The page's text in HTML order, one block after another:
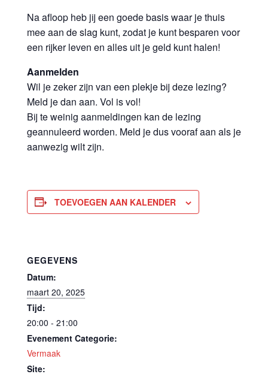
Na afloop heb jij een goede basis waar je thuis
mee aan de slag kunt, zodat je kunt besparen voor
een rijker leven en alles uit je geld kunt halen!
Aanmelden
Wil je zeker zijn van een plekje bij deze lezing?
Meld je dan aan. Vol is vol!
Bij te weinig aanmeldingen kan de lezing
geannuleerd worden. Meld je dus vooraf aan als je
aanwezig wilt zijn.
TOEVOEGEN AAN KALENDER
GEGEVENS
Datum:
maart 20, 2025
Tijd:
20:00 - 21:00
Evenement Categorie:
Vermaak
Site: